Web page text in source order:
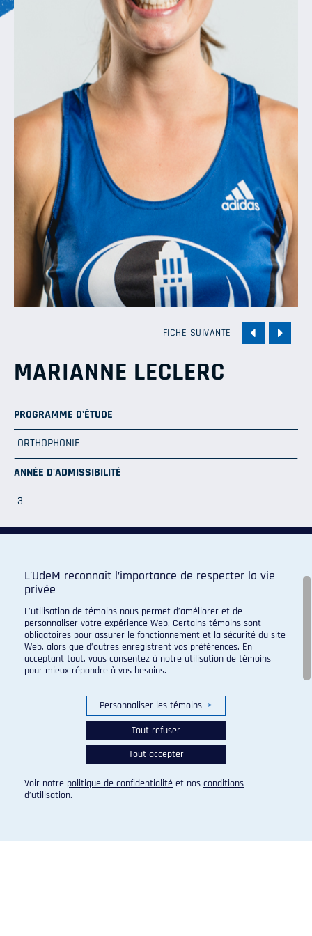
FICHE SUIVANTE
MARIANNE LECLERC
PROGRAMME D'ÉTUDE
ORTHOPHONIE
ANNÉE D'ADMISSIBILITÉ
3
Programme de sport d'excellence du campus regroupant :
L’UdeM reconnaît l’importance de respecter la vie
privée
L’utilisation de témoins nous permet d’améliorer et de
personnaliser votre expérience Web. Certains témoins sont
obligatoires pour assurer le fonctionnement et la sécurité du site
Web, alors que d’autres enregistrent vos préférences. En
acceptant tout, vous consentez à notre utilisation de témoins
pour mieux répondre à vos besoins.
Personnaliser les témoins >
Tout refuser
Tout accepter
Voir notre politique de confidentialité et nos conditions
d’utilisation.